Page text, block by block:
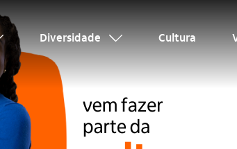
Diversidade Cultura